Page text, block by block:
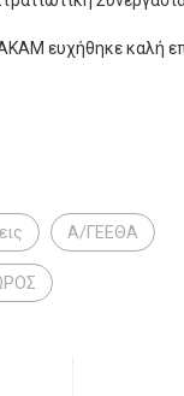
ευχήθηκε καλή
Α/ΓΕΕΘΑ